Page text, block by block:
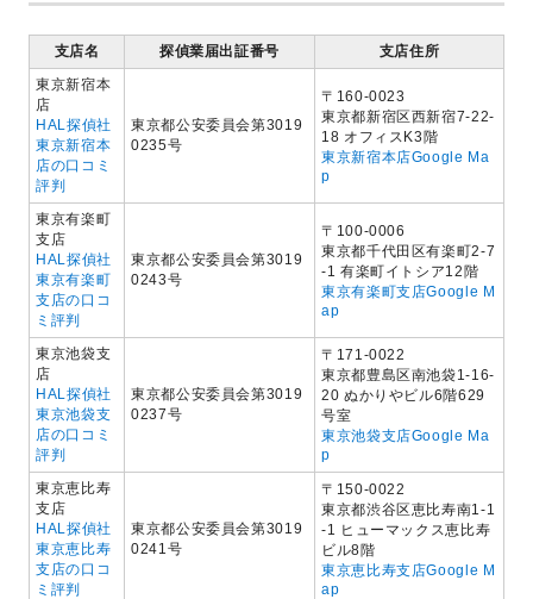
支店名 探偵業届出証番号
支店住所
東京新宿本
店
HAL探偵社
東京新宿本
店の口コミ
評判
東京都公安委員会第3019
0235号
〒160-0023
東京都新宿区西新宿7-22-
18 オフィスK3階
東京新宿本店Google Ma
p
東京有楽町
支店
HAL探偵社
東京有楽町
支店の口コ
ミ評判
東京都公安委員会第3019
0243号
〒100-0006
東京都千代田区有楽町2-7
-1 有楽町イトシア12階
東京有楽町支店Google M
ap
東京池袋支
店
HAL探偵社
東京池袋支
店の口コミ
評判
東京都公安委員会第3019
0237号
〒171-0022
東京都豊島区南池袋1-16-
20 ぬかりやビル6階629
号室
東京池袋支店Google Ma
p
東京恵比寿
支店
HAL探偵社
東京恵比寿
支店の口コ
ミ評判
東京都公安委員会第3019
0241号
〒150-0022
東京都渋谷区恵比寿南1-1
-1 ヒューマックス恵比寿
ビル8階
東京恵比寿支店Google M
ap